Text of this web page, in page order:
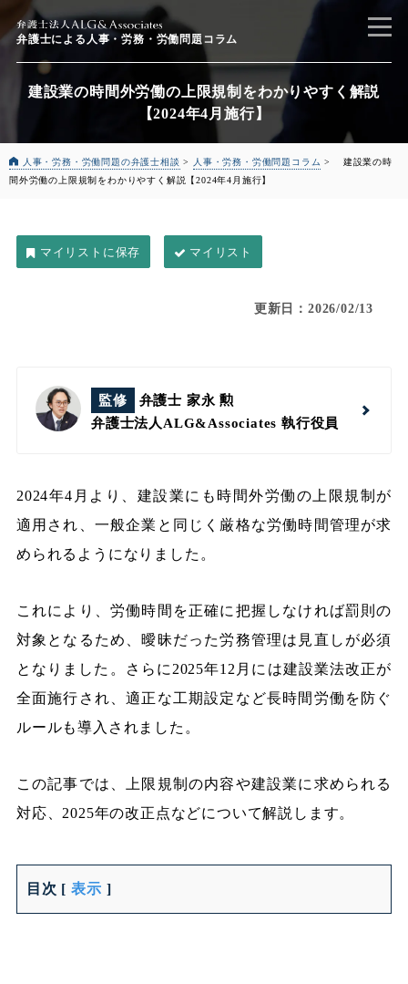
弁護士による 人事・労務・労働問題コラム
建設業の時間外労働の上限規制をわかりやすく解説
【2024年4月施行】
人事・労務・労働問題の弁護士相談 > 人事・労務・労働問題コラム >
建設業の時
間外労働の上限規制をわかりやすく解説【2024年4月施行】
マイリスト
更新日：2026/02/13
監修
弁護士 家永 勲
弁護士法人ALG&Associates 執行役員
2024年4月より、建設業にも時間外労働の上限規制が
適用され、一般企業と同じく厳格な労働時間管理が求
められるようになりました。
これにより、労働時間を正確に把握しなければ罰則の
対象となるため、曖昧だった労務管理は見直しが必須
となりました。さらに2025年12月には建設業法改正が
全面施行され、適正な工期設定など長時間労働を防ぐ
ルールも導入されました。
この記事では、上限規制の内容や建設業に求められる
対応、2025年の改正点などについて解説します。
目次 [ 表示 ]